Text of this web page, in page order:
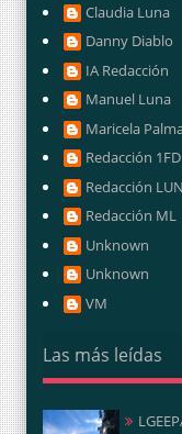
Claudia Luna
Danny Diablo
IA Redacción
Manuel Luna
Maricela
Redacción 1FD
Redacción
Redacción ML
Unknown
Unknown
VM
Las más leídas